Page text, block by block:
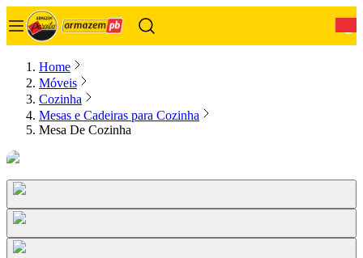
Home
Móveis
Cozinha
Mesas e Cadeiras para Cozinha
Mesa De Cozinha